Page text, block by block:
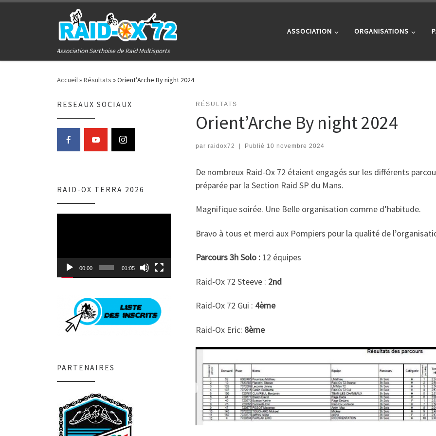
Association Sarthoise de Raid Multisports
ASSOCIATION ORGANISATIONS
Accueil»Résultats »Orient’Arche By night 2024
RÉSULTATS
Orient’Arche By night 2024
par raidox72 | Publié 10 novembre 2024
De nombreux Raid-Ox 72 étaient engagés sur les différents
préparée par la Section Raid SP du Mans.
Magnifique soirée. Une Belle organisation comme d’habitude.
Bravo à tous et merci aux Pompiers pour la qualité de
Parcours 3h Solo : 12 équipes
Raid-Ox 72 Steeve : 2nd
Raid-Ox 72 Gui : 4ème
Raid-Ox Eric: 8ème
RESEAUX SOCIAUX
RAID-OX TERRA 2026
00:00 01:05
PARTENAIRES